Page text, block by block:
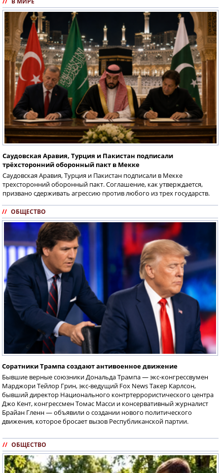
Саудовская Аравия, Турция и Пакистан подписали
трёхсторонний оборонный пакт в Мекке
Саудовская Аравия, Турция и Пакистан подписали в Мекке
трехсторонний оборонный пакт. Соглашение, как утверждается,
призвано сдерживать агрессию против любого из трех государств.
// ОБЩЕСТВО
Соратники Трампа создают антивоенное движение
Бывшие верные союзники Дональда Трампа — экс-конгрессвумен
Марджори Тейлор Грин, экс-ведущий Fox News Такер Карлсон,
бывший директор Национального контртеррористического центра
Джо Кент, конгрессмен Томас Масси и консервативный журналист
Брайан Гленн — объявили о создании нового политического
движения, которое бросает вызов Республиканской партии.
// ОБЩЕСТВО